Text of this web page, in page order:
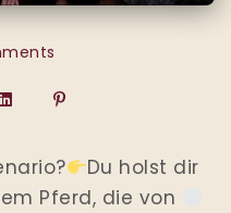
Du holst dir
Pferd, die von